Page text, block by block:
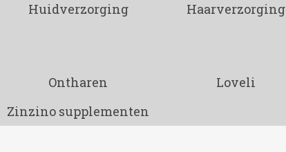
Huidverzorging Haarverzorging
Ontharen Loveli
Zinzino supplementen